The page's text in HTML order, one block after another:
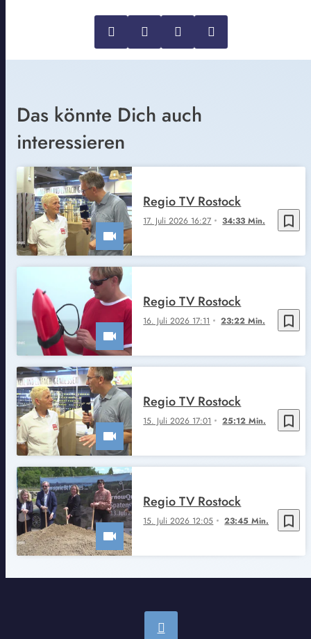
Das könnte Dich auch
interessieren
bookmark_border
17. Juli 2026 16:27 34:33 Min.
Regio TV Rostock
bookmark_border
16. Juli 2026 17:11 23:22 Min.
Regio TV Rostock
bookmark_border
15. Juli 2026 17:01 25:12 Min.
Regio TV Rostock
bookmark_border
15. Juli 2026 12:05 23:45 Min.
Regio TV Rostock